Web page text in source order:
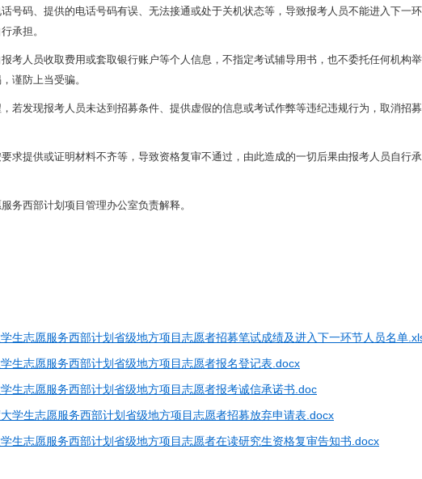
号码、提供的电话号码有误、无法接通或处于关机状态等，导致报考人员不能进入下一环
承担。
报考人员收取费用或套取银行账户等个人信息，不指定考试辅导用书，也不委托任何机构
谨防上当受骗。
，若发现报考人员未达到招募条件、提供虚假的信息或考试作弊等违纪违规行为，取消招
要求提供或证明材料不齐等，导致资格复审不通过，由此造成的一切后果由报考人员自行承
务西部计划项目管理办公室负责解释。
生志愿服务西部计划省级地方项目志愿者招募笔试成绩及进入下一环节人员名单
生志愿服务西部计划省级地方项目志愿者报名登记表.docx
生志愿服务西部计划省级地方项目志愿者报考诚信承诺书.doc
学生志愿服务西部计划省级地方项目志愿者招募放弃申请表.docx
生志愿服务西部计划省级地方项目志愿者在读研究生资格复审告知书.docx